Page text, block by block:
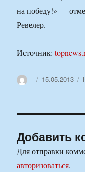
на победу!» —
Ревелер.
Источник:
АвторОпубликовано
15.05.2013
Добавить
Для отправки
авторизоваться.